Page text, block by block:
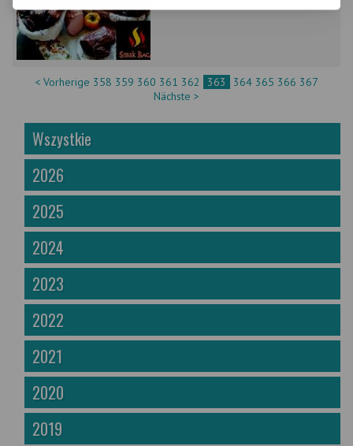
< Vorherige 358 359 360 361 362 363 364 365 366 367
Nächste >
Wszystkie
2026
2025
2024
2023
2022
2021
2020
2019